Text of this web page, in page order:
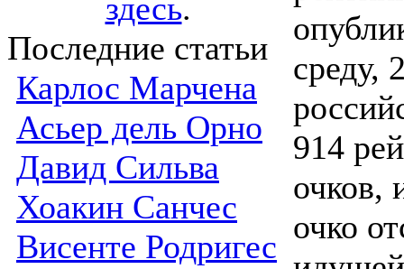
здесь.
Последние статьи
Карлос Марчена
Асьер дель Орно
Давид Сильва
Хоакин Санчес
Висенте Родригес
среду,
914
очков,
очко